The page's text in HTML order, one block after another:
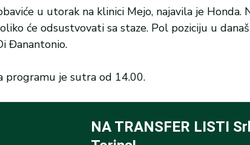
u utorak na klinici Mejo, najavila je Honda.
će odsustvovati sa staze. Pol poziciju u
Đanantonio.
programu je sutra od 14.00.